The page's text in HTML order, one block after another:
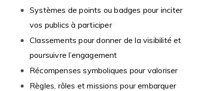
Systèmes de points ou badges pour inciter
vos publics à participer
Classements pour donner de la visibilité et
poursuivre l’engagement
Récompenses symboliques pour valoriser
Règles, rôles et missions pour embarquer